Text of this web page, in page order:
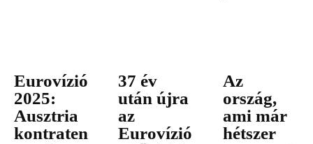
Eurovízió
2025:
Ausztria
kontraten
37 év
után újra
az
Eurovízió
Az
ország,
ami már
hétszer